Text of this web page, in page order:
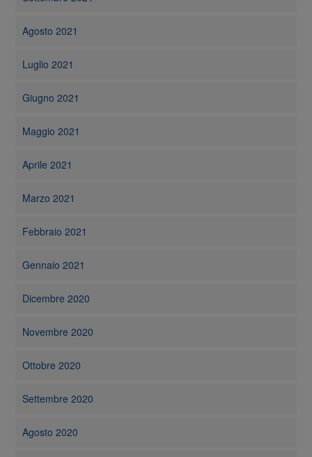
Agosto 2021
Luglio 2021
Giugno 2021
Maggio 2021
Aprile 2021
Marzo 2021
Febbraio 2021
Gennaio 2021
Dicembre 2020
Novembre 2020
Ottobre 2020
Settembre 2020
Agosto 2020